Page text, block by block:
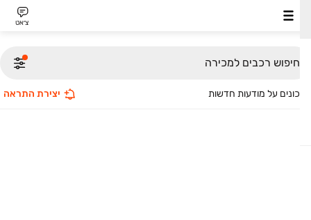
צ׳אט
חיפוש רכבים למכירה
על מודעות חדשות יצירת התראה